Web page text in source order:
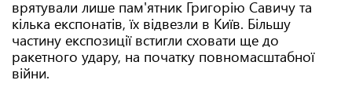
врятували лише пам'ятник Григорію Савичу та
кілька експонатів, їх відвезли в Київ. Більшу
частину експозиції встигли сховати ще до
ракетного удару, на початку повномасштабної
війни.